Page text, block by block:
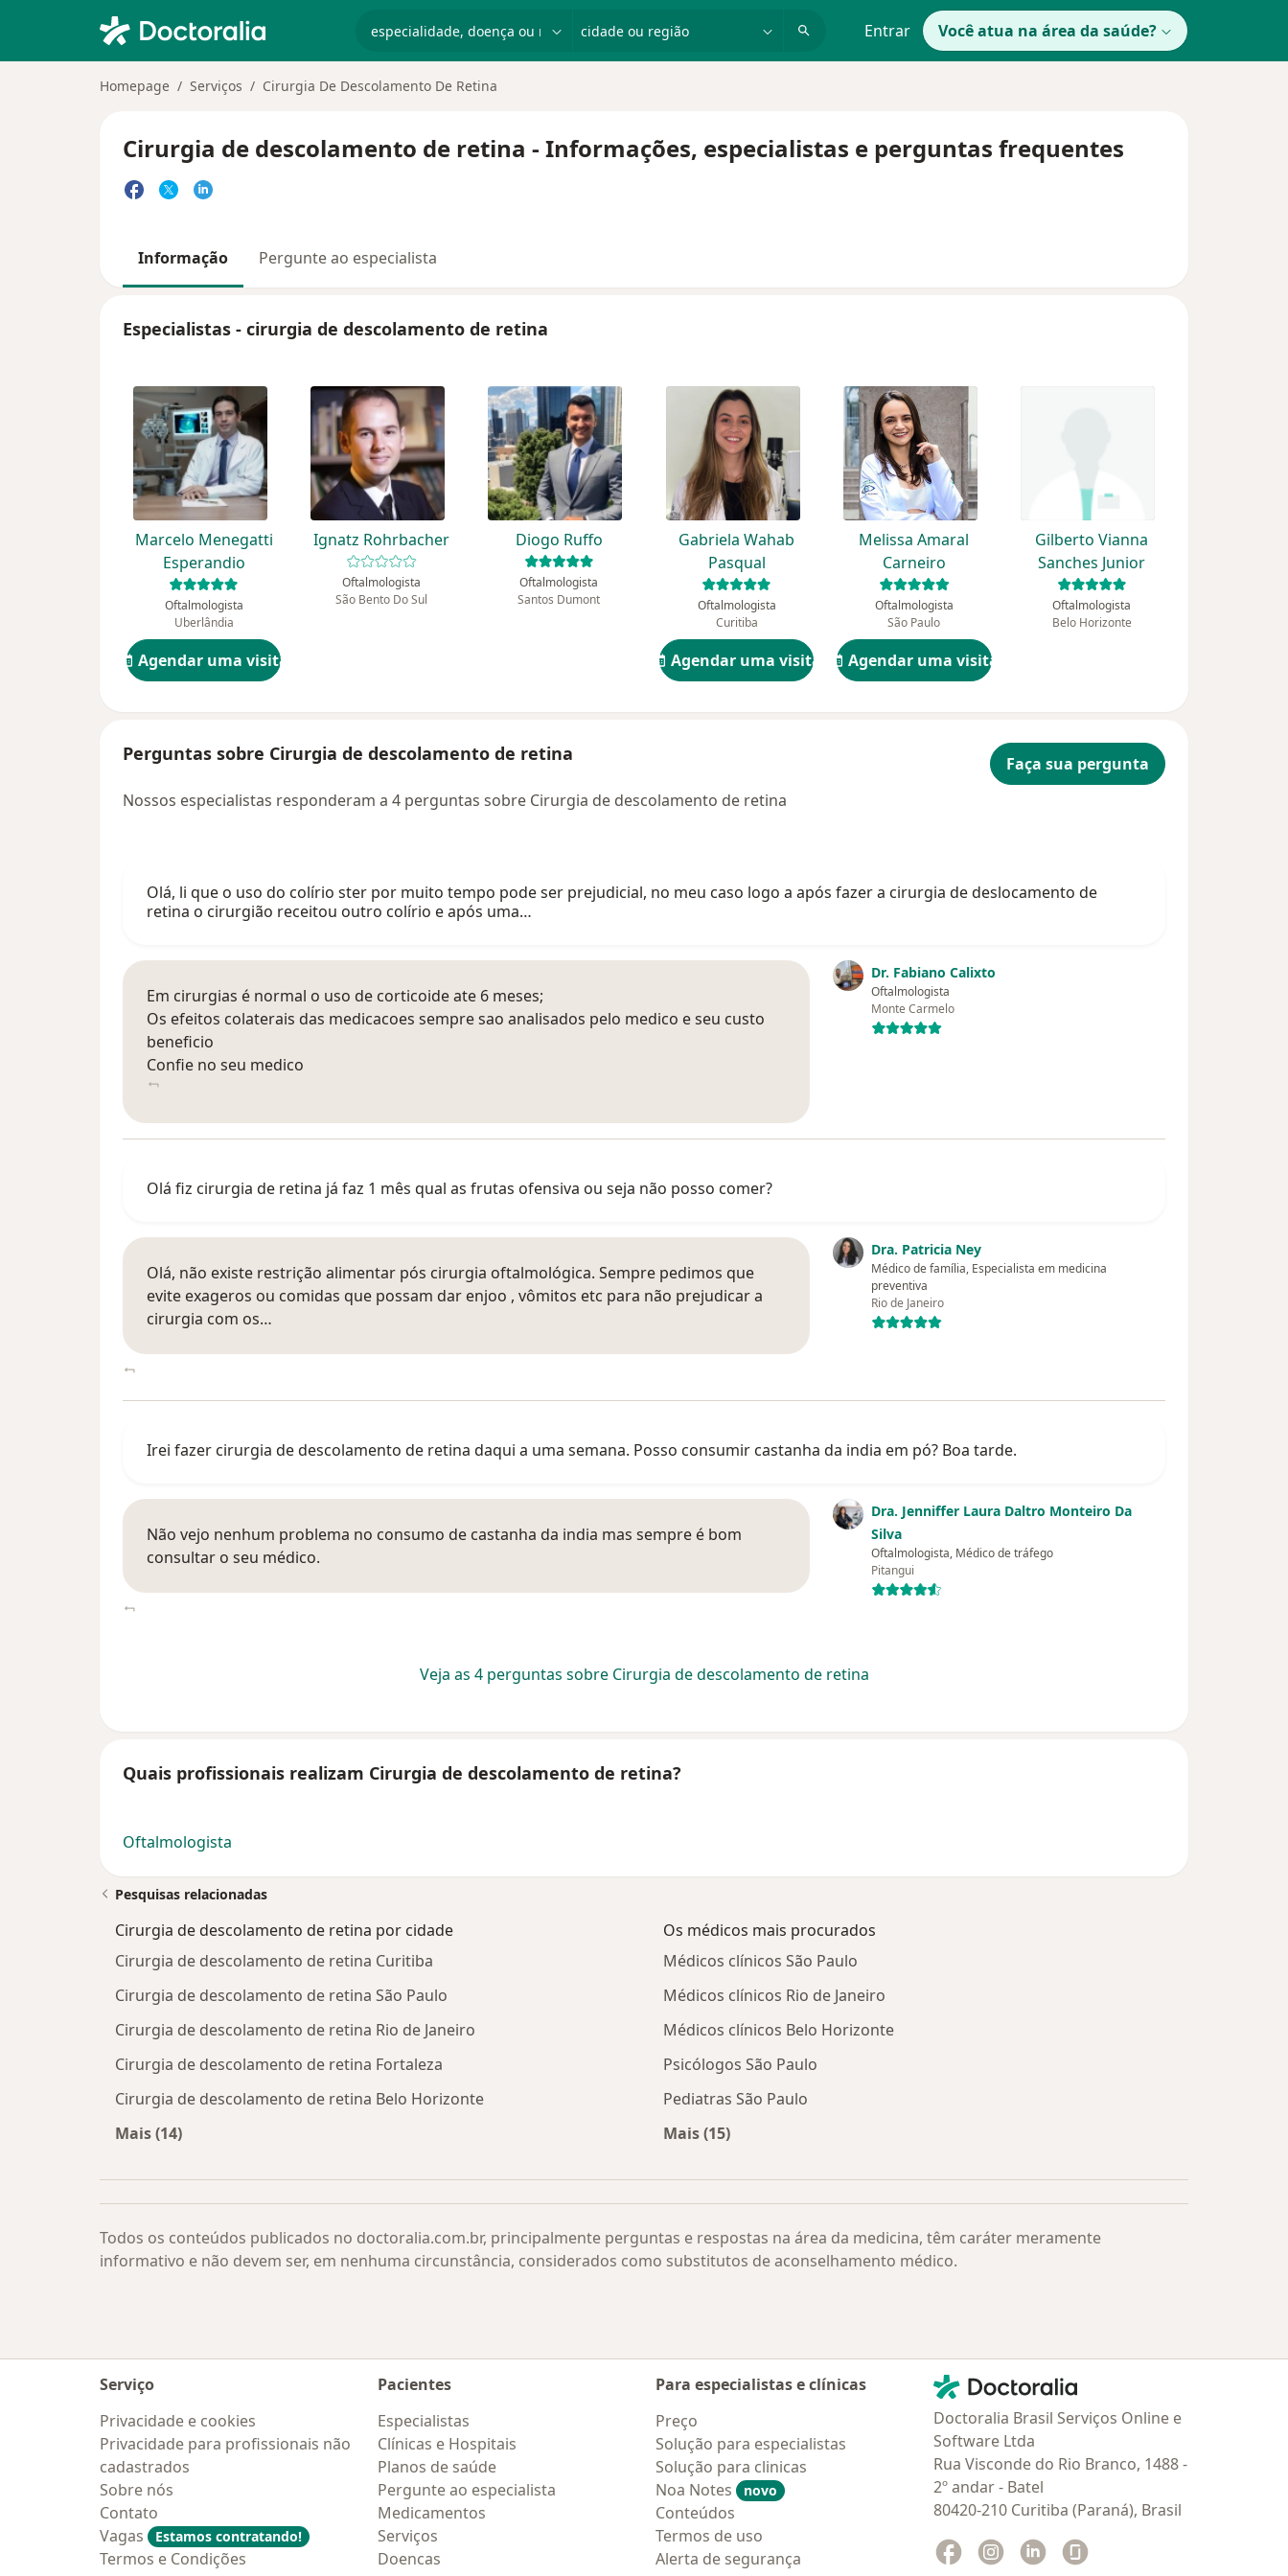
Entrar Você atua na área da saúde?
Homepage Serviços Cirurgia De Descolamento De Retina
Cirurgia de descolamento de retina - Informações, especialistas e perguntas frequentes
Informação Pergunte ao especialista
Especialistas - cirurgia de descolamento de retina
Marcelo Menegatti
Esperandio
Oftalmologista
Uberlândia
Agendar uma visita
Ignatz Rohrbacher
Oftalmologista
São Bento Do Sul
Diogo Ruffo
Oftalmologista
Santos Dumont
Gabriela Wahab
Pasqual
Oftalmologista
Curitiba
Agendar uma visita
Melissa Amaral
Carneiro
Oftalmologista
São Paulo
Agendar uma visita
Gilberto Vianna
Sanches Junior
Oftalmologista
Belo Horizonte
Perguntas sobre Cirurgia de descolamento de retina
Faça sua pergunta
Nossos especialistas responderam a 4 perguntas sobre Cirurgia de descolamento de retina
Olá, li que o uso do colírio ster por muito tempo pode ser prejudicial, no meu caso logo a após fazer a cirurgia de deslocamento de
retina o cirurgião receitou outro colírio e após uma…
Dr. Fabiano Calixto
Oftalmologista
Monte Carmelo
Em cirurgias é normal o uso de corticoide ate 6 meses;
Os efeitos colaterais das medicacoes sempre sao analisados pelo medico e seu custo
beneficio
Confie no seu medico
Olá fiz cirurgia de retina já faz 1 mês qual as frutas ofensiva ou seja não posso comer?
Dra. Patricia Ney
Médico de família, Especialista em medicina
preventiva
Rio de Janeiro
Olá, não existe restrição alimentar pós cirurgia oftalmológica. Sempre pedimos que
evite exageros ou comidas que possam dar enjoo , vômitos etc para não prejudicar a
cirurgia com os…
Irei fazer cirurgia de descolamento de retina daqui a uma semana. Posso consumir castanha da india em pó? Boa tarde.
Dra. Jenniffer Laura Daltro Monteiro Da
Silva
Oftalmologista, Médico de tráfego
Pitangui
Não vejo nenhum problema no consumo de castanha da india mas sempre é bom
consultar o seu médico.
Veja as 4 perguntas sobre Cirurgia de descolamento de retina
Quais profissionais realizam Cirurgia de descolamento de retina?
Oftalmologista
Pesquisas relacionadas
Cirurgia de descolamento de retina por cidade
Cirurgia de descolamento de retina Curitiba
Cirurgia de descolamento de retina São Paulo
Cirurgia de descolamento de retina Rio de Janeiro
Cirurgia de descolamento de retina Fortaleza
Cirurgia de descolamento de retina Belo Horizonte
Mais (14)
Os médicos mais procurados
Médicos clínicos São Paulo
Médicos clínicos Rio de Janeiro
Médicos clínicos Belo Horizonte
Psicólogos São Paulo
Pediatras São Paulo
Mais (15)
Todos os conteúdos publicados no doctoralia.com.br, principalmente perguntas e respostas na área da medicina, têm caráter meramente
informativo e não devem ser, em nenhuma circunstância, considerados como substitutos de aconselhamento médico.
Serviço
Privacidade e cookies
Privacidade para profissionais não
cadastrados
Sobre nós
Contato
Vagas
Estamos contratando!
Termos e Condições
Pacientes
Especialistas
Clínicas e Hospitais
Planos de saúde
Pergunte ao especialista
Medicamentos
Serviços
Doencas
Para especialistas e clínicas
Preço
Solução para especialistas
Solução para clinicas
Noa Notes
novo
Conteúdos
Termos de uso
Alerta de segurança
Contato
Doctoralia - Homepage
Doctoralia Brasil Serviços Online e
Software Ltda
Rua Visconde do Rio Branco, 1488 -
2º andar - Batel
80420-210 Curitiba (Paraná), Brasil
Facebook
abre num novo separador
Instagram
abre num novo separador
Linkedin
abre num novo separador